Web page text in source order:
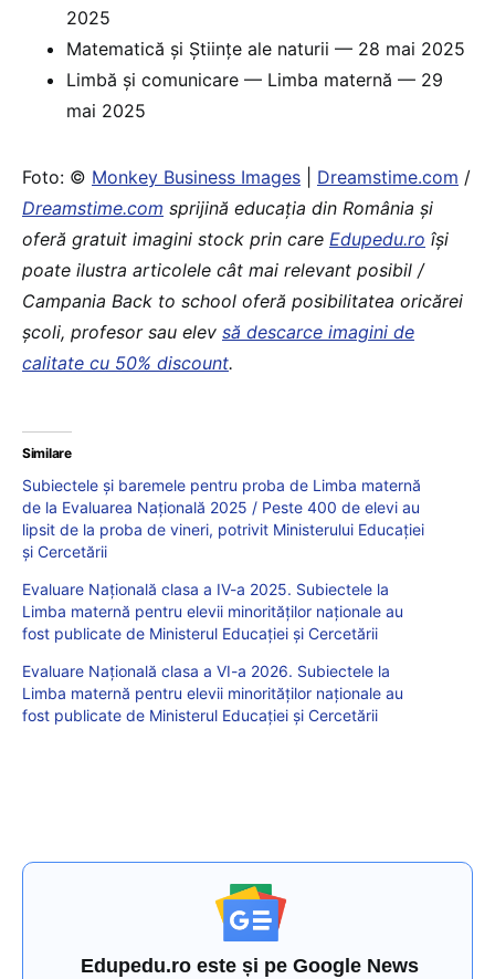
2025
Matematică și Științe ale naturii — 28 mai 2025
Limbă și comunicare — Limba maternă — 29
mai 2025
Foto: © Monkey Business Images Dreamstime.com /
Dreamstime.com sprijină educaţia din România şi
oferă gratuit imagini stock prin care Edupedu.ro îşi
poate ilustra articolele cât mai relevant posibil /
Campania Back to school oferă posibilitatea oricărei
școli, profesor sau elev să descarce imagini de
calitate cu 50% discount.
Similare
Subiectele și baremele pentru proba de Limba maternă
de la Evaluarea Națională 2025 / Peste 400 de elevi au
lipsit de la proba de vineri, potrivit Ministerului Educației
și Cercetării
Evaluare Națională clasa a IV-a 2025. Subiectele la
Limba maternă pentru elevii minorităților naționale au
fost publicate de Ministerul Educației și Cercetării
Evaluare Națională clasa a VI-a 2026. Subiectele la
Limba maternă pentru elevii minorităților naționale au
fost publicate de Ministerul Educației și Cercetării
Edupedu.ro este și pe Google News